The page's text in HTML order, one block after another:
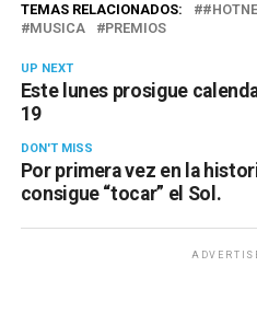
TEMAS RELACIONADOS:
MUSICA
PREMIOS
UP NEXT
Este lunes prosigue
19
DON'T MISS
Por primera vez en la
consigue “tocar” el Sol.